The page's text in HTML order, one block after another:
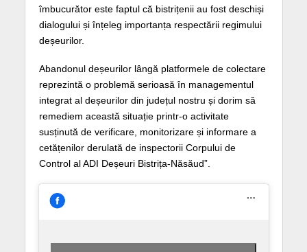
îmbucurător este faptul că bistrițenii au fost deschiși
dialogului și înțeleg importanța respectării regimului
deșeurilor.
Abandonul deșeurilor lângă platformele de colectare
reprezintă o problemă serioasă în managementul
integrat al deșeurilor din județul nostru și dorim să
remediem această situație printr-o activitate
susținută de verificare, monitorizare și informare a
cetățenilor derulată de inspectorii Corpului de
Control al ADI Deșeuri Bistrița-Năsăud”.